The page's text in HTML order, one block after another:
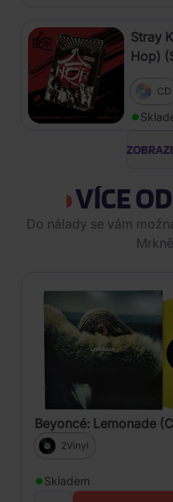
Stray
Hop)
CD
VÍCE
Do nálady se vám
Beyoncé: Lemonade
2Vinyl
Skladem